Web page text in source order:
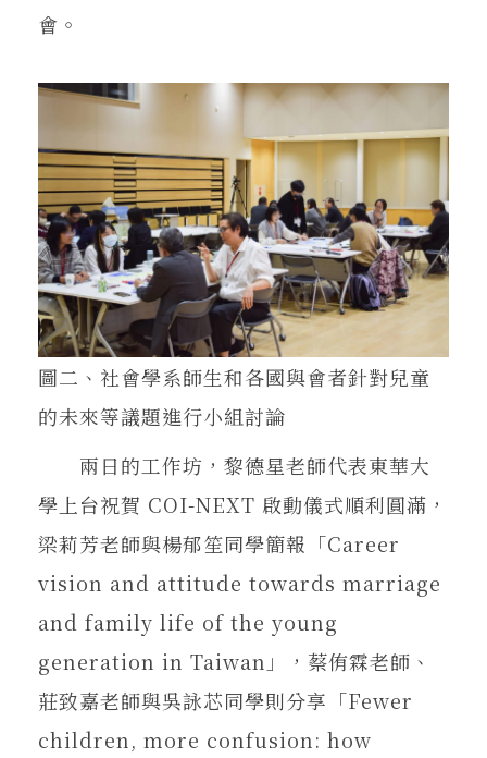
會。
圖二、社會學系師生和各國與會者針對兒童
的未來等議題進行小組討論
兩日的工作坊，黎德星老師代表東華大
學上台祝賀 COI-NEXT 啟動儀式順利圓滿，
梁莉芳老師與楊郁笙同學簡報「Career
vision and attitude towards marriage
and family life of the young
generation in Taiwan」，蔡侑霖老師、
莊致嘉老師與吳詠芯同學則分享「Fewer
children, more confusion: how